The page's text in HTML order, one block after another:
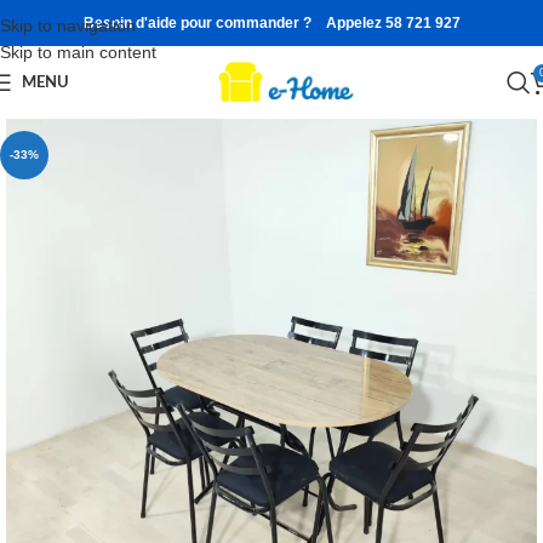
Skip to navigation
Skip to main content
Besoin d'aide pour commander ? Appelez 58 721 927
MENU
-33%